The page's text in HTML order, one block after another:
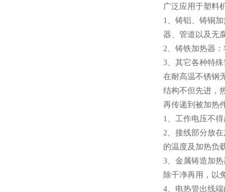
广泛应用于塑料
1、铸铝、铸铜
器、管道以及无
2、铸铁加热器
3、其它各种特
在耐高温不锈钢
结构不但先进，
再传递到被加热
1、工作电压不
2、接线部分放
的温度及加热负
3、金属铸造加
除干净再用，以
4、电热管出线